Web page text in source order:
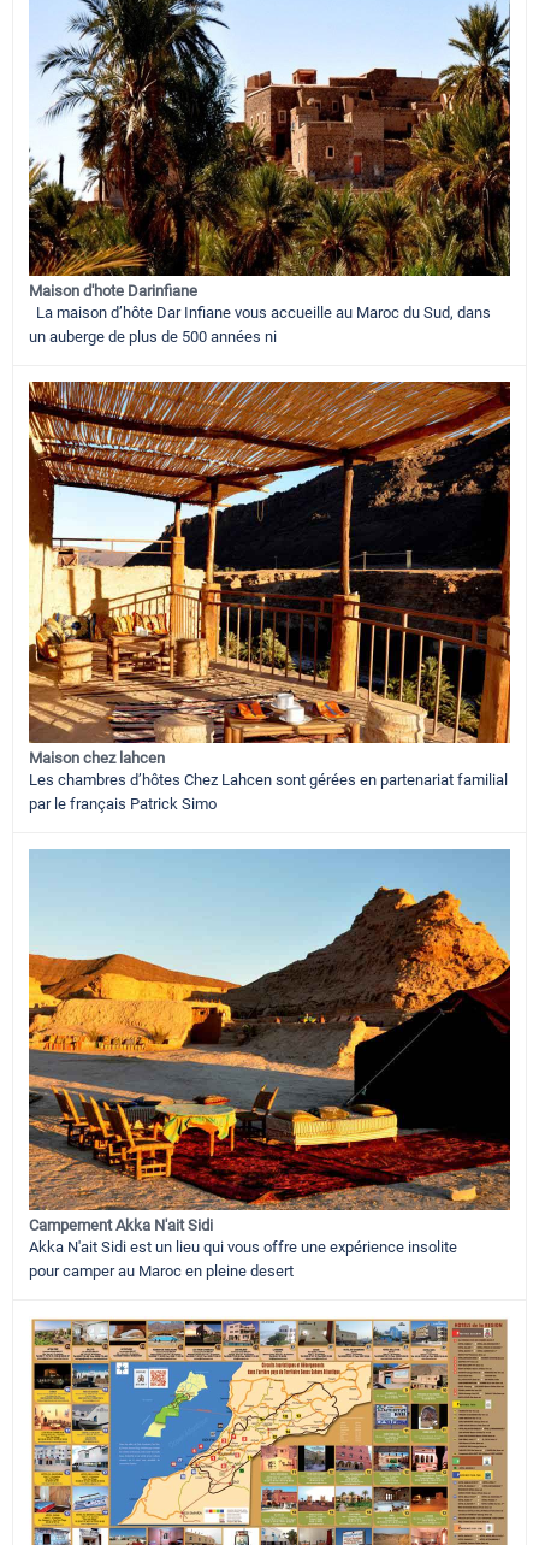
Maison d'hote Darinfiane
La maison d’hôte Dar Infiane vous accueille au Maroc du Sud, dans
un auberge de plus de 500 années ni
Maison chez lahcen
Les chambres d’hôtes Chez Lahcen sont gérées en partenariat familial
par le français Patrick Simo
Campement Akka N'ait Sidi
Akka N'ait Sidi est un lieu qui vous offre une expérience insolite
pour camper au Maroc en pleine desert